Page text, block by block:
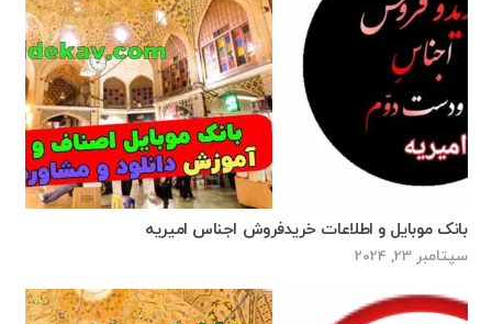
بانک موبایل و اطلاعات خریدفروش اجناس امیریه
سپتامبر 23, 2024